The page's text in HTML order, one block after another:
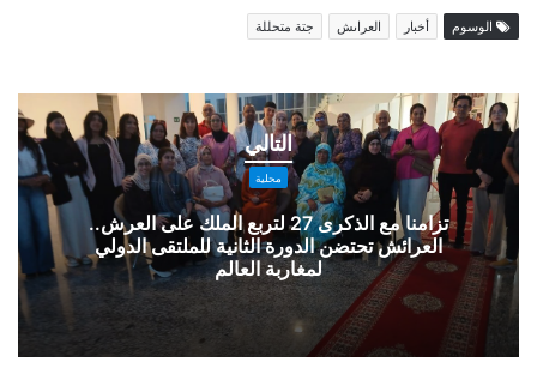
الوسوم أخبار العراىش جتة متحللة
التالي
تزامنا
مع
الذكرى
27
لتربع
الملك
على
العرش..
العرائش
الدورة
محلية
تزامنا مع الذكرى 27 لتربع الملك على العرش..
العرائش تحتضن الدورة الثانية للملتقى الدولي
لمغاربة العالم